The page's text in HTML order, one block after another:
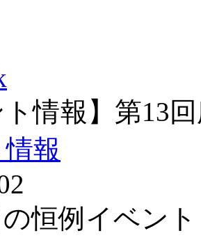
ト情報】第13
報
恒例イベン